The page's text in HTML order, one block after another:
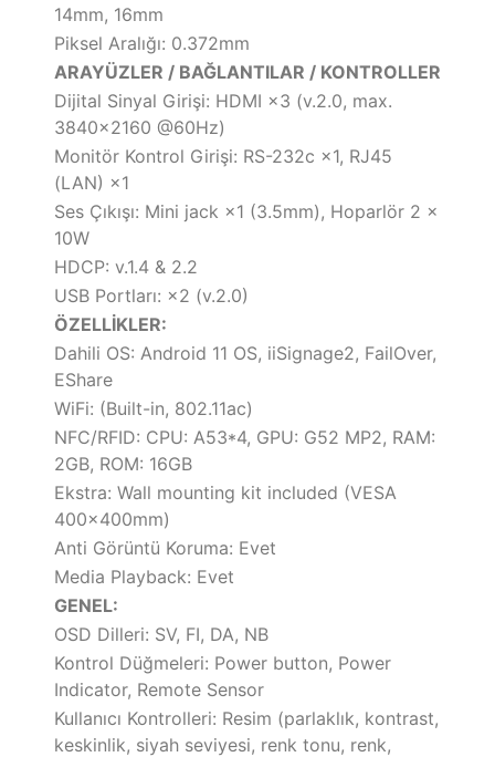
14mm, 16mm
Piksel Aralığı: 0.372mm
ARAYÜZLER / BAĞLANTILAR / KONTROLLER
Dijital Sinyal Girişi: HDMI ×3 (v.2.0, max.
3840×2160 @60Hz)
Monitör Kontrol Girişi: RS-232c ×1, RJ45
(LAN) ×1
Ses Çıkışı: Mini jack ×1 (3.5mm), Hoparlör 2 x
10W
HDCP: v.1.4 & 2.2
USB Portları: ×2 (v.2.0)
ÖZELLİKLER:
Dahili OS: Android 11 OS, iiSignage2, FailOver,
EShare
WiFi: (Built-in, 802.11ac)
NFC/RFID: CPU: A53*4, GPU: G52 MP2, RAM:
2GB, ROM: 16GB
Ekstra: Wall mounting kit included (VESA
400x400mm)
Anti Görüntü Koruma: Evet
Media Playback: Evet
GENEL:
OSD Dilleri: SV, FI, DA, NB
Kontrol Düğmeleri: Power button, Power
Indicator, Remote Sensor
Kullanıcı Kontrolleri: Resim (parlaklık, kontrast,
keskinlik, siyah seviyesi, renk tonu, renk,